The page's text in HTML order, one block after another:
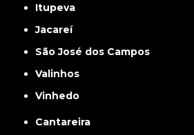
Itupeva
Jacareí
São José dos Campos
Valinhos
Vinhedo
Cantareira